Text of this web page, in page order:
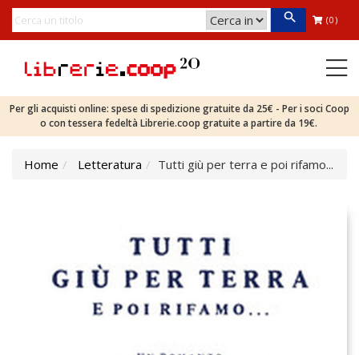
(0)
Per gli acquisti online: spese di spedizione gratuite da 25€ - Per i soci Coop
o con tessera fedeltà Librerie.coop gratuite a partire da 19€.
Home Letteratura Tutti giù per terra e poi rifamo...